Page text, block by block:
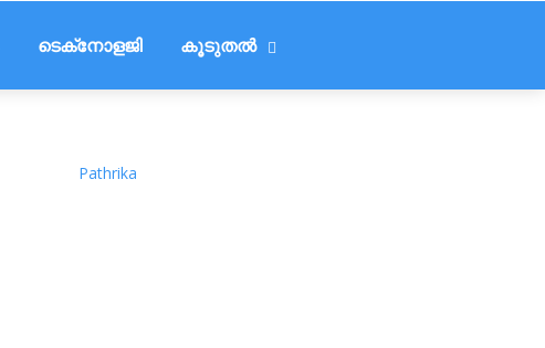
ടെക്‌നോളജി കൂടുതൽ
Pathrika